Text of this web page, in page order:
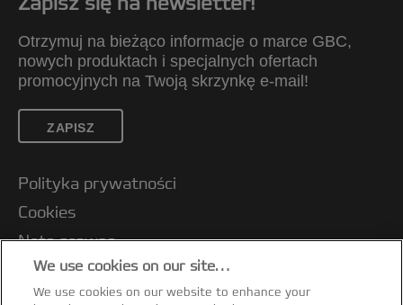
Otrzymuj na bieżąco informacje o marce GBC,
nowych produktach i specjalnych ofertach
promocyjnych na Twoją skrzynkę e-mail!
ZAPISZ
Polityka prywatności
Cookies
Nota prawna
Wydawca strony internetowej
Zarządzaj moimi danymi
We use cookies on our site…
We use cookies on our website to enhance your